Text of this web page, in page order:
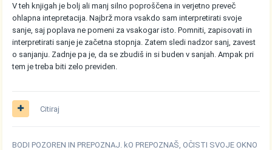
V teh knjigah je bolj ali manj silno poproščena in verjetno preveč
ohlapna intepretacija. Najbrž mora vsakdo sam interpretirati svoje
sanje, saj poplava ne pomeni za vsakogar isto. Pomniti, zapisovati in
interpretirati sanje je začetna stopnja. Zatem sledi nadzor sanj, zavest
o sanjanju. Zadnje pa je, da se zbudiš in si buden v sanjah. Ampak pri
tem je treba biti zelo previden.
Citiraj
BODI POZOREN IN PREPOZNAJ. kO PREPOZNAŠ, OČISTI SVOJE OKNO